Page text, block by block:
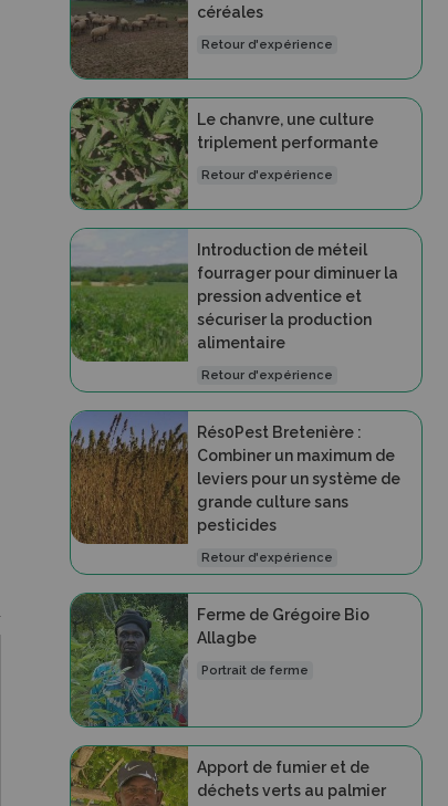
céréales
Retour d'expérience
Le chanvre, une culture
triplement performante
Retour d'expérience
Introduction de méteil
fourrager pour diminuer la
pression adventice et
sécuriser la production
alimentaire
Retour d'expérience
Rés0Pest Bretenière :
Combiner un maximum de
leviers pour un système de
grande culture sans
pesticides
Retour d'expérience
Ferme de Grégoire Bio
Allagbe
Portrait de ferme
Apport de fumier et de
déchets verts au palmier